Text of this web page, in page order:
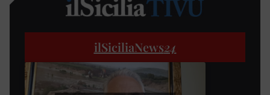
ilSiciliaNews24